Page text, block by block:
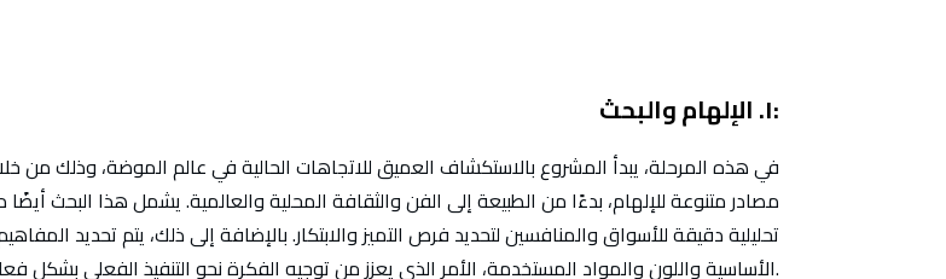
١. الإلهام والبحث:
في هذه المرحلة، يبدأ المشروع بالاستكشاف العميق للاتجاهات الحالية في عالم الموضة، وذلك من
مصادر متنوعة للإلهام، بدءًا من الطبيعة إلى الفن والثقافة المحلية والعالمية. يشمل هذا البحث أيضًا
تحليلية دقيقة للأسواق والمنافسين لتحديد فرص التميز والابتكار. بالإضافة إلى ذلك، يتم تحديد
الأساسية واللون والمواد المستخدمة، الأمر الذي يعزز من توجيه الفكرة نحو التنفيذ الفعلي بشكل فعال.